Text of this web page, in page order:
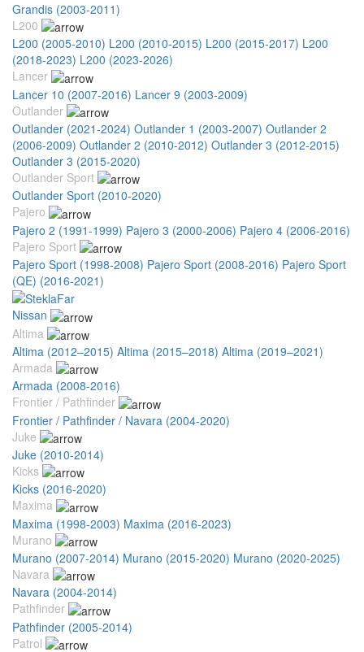
Grandis (2003-2011)
L200
L200 (2005-2010) L200 (2010-2015) L200 (2015-2017) L200
(2018-2023) L200 (2023-2026)
Lancer
Lancer 10 (2007-2016) Lancer 9 (2003-2009)
Outlander
Outlander (2021-2024) Outlander 1 (2003-2007) Outlander 2
(2006-2009) Outlander 2 (2010-2012) Outlander 3 (2012-2015)
Outlander 3 (2015-2020)
Outlander Sport
Outlander Sport (2010-2020)
Pajero
Pajero 2 (1991-1999) Pajero 3 (2000-2006) Pajero 4 (2006-2016)
Pajero Sport
Pajero Sport (1998-2008) Pajero Sport (2008-2016) Pajero Sport
(QE) (2016-2021)
Nissan
Altima
Altima (2012–2015) Altima (2015–2018) Altima (2019–2021)
Armada
Armada (2008-2016)
Frontier / Pathfinder
Frontier / Pathfinder / Navara (2004-2020)
Juke
Juke (2010-2014)
Kicks
Kicks (2016-2020)
Maxima
Maxima (1998-2003) Maxima (2016-2023)
Murano
Murano (2007-2014) Murano (2015-2020) Murano (2020-2025)
Navara
Navara (2004-2014)
Pathfinder
Pathfinder (2005-2014)
Patrol